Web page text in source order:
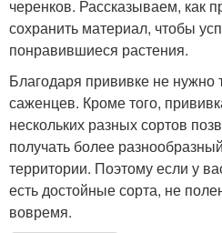
черенков. Рассказываем, как
сохранить материал, чтобы
понравившиеся растения.
Благодаря прививке не нужно
саженцев. Кроме того,
нескольких разных сортов
получать более
территории. Поэтому если у
есть достойные сорта, не
вовремя.